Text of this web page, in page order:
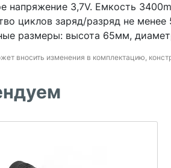
напряжение 3,7V. Емкость
циклов заряд/разряд не менее
размеры: высота 65мм,
вносить изменения в комплектацию,